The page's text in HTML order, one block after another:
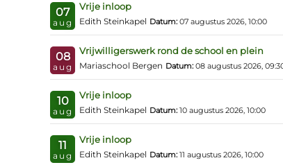
07
aug
Vrije inloop
Edith Steinkapel Datum: 07 augustus 2026, 10:00
08
aug
Vrijwilligerswerk rond de school en plein
Mariaschool Bergen Datum: 08 augustus 2026,
10
aug
Vrije inloop
Edith Steinkapel Datum: 10 augustus 2026, 10:00
11
aug
Vrije inloop
Edith Steinkapel Datum: 11 augustus 2026, 10:00